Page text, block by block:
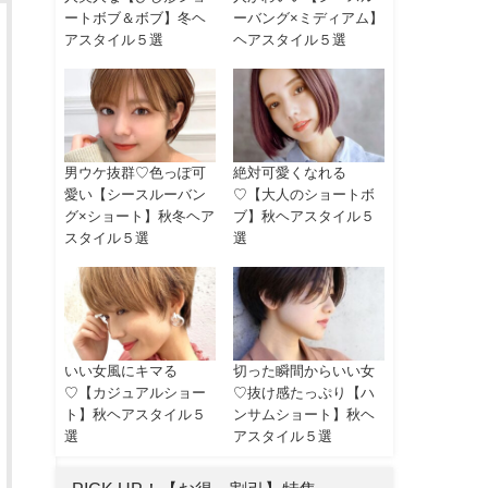
ートボブ＆ボブ】冬ヘ
アスタイル５選
ーバング×ミディアム】
ヘアスタイル５選
男ウケ抜群♡色っぽ可
愛い【シースルーバン
グ×ショート】秋冬ヘア
スタイル５選
絶対可愛くなれる
♡【大人のショートボ
ブ】秋ヘアスタイル５
選
いい女風にキマる
♡【カジュアルショー
ト】秋ヘアスタイル５
選
切った瞬間からいい女
♡抜け感たっぷり【ハ
ンサムショート】秋ヘ
アスタイル５選